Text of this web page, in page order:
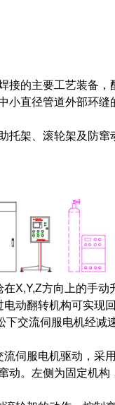
的主要工艺装备，
直径管道外部环缝
架、滚轮架及防窜
X,Y,Z方向上的手动
动翻转机构可实现
交流伺服电机经减
伺服电机驱动，采
动。左侧为固定机构